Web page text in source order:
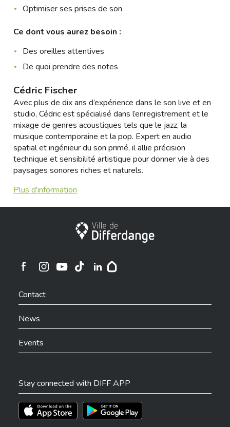
Optimiser ses prises de son
Ce dont vous aurez besoin :
Des oreilles attentives
De quoi prendre des notes
Cédric Fischer
Avec plus de dix ans d’expérience dans le son live et en
studio, Cédric est spécialisé dans l’enregistrement et le
mixage de genres acoustiques tels que le jazz, la
musique contemporaine et la pop. Expert en audio
spatial et ingénieur du son primé, il allie précision
technique et sensibilité artistique pour donner vie à des
paysages sonores riches et naturels.
Plus d'information
City of Differdange
Ville de Differdange sur Instagram
Contact
News
Events
Stay connected with DIFF APP
Téléchargez l'app sur l'App StoreTéléchargez l'app sur Play Store